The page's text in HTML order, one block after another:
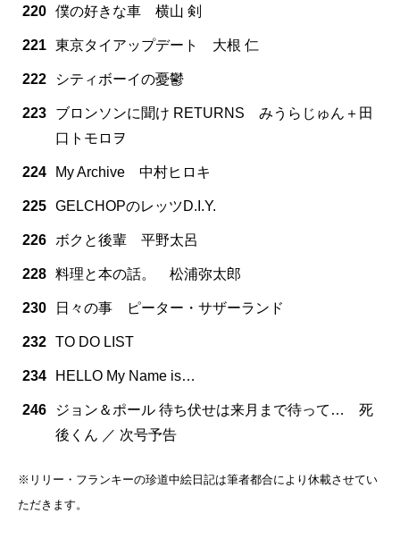
220 僕の好きな車 横山 剣
221 東京タイアップデート 大根 仁
222 シティボーイの憂鬱
223
ブロンソンに聞け RETURNS みうらじゅん＋田
口トモロヲ
224 My Archive 中村ヒロキ
225 GELCHOPのレッツD.I.Y.
226 ボクと後輩 平野太呂
228 料理と本の話。 松浦弥太郎
230 日々の事 ピーター・サザーランド
232 TO DO LIST
234 HELLO My Name is…
246
ジョン＆ポール 待ち伏せは来月まで待って… 死
後くん ／ 次号予告
※リリー・フランキーの珍道中絵日記は筆者都合により休載させてい
ただきます。